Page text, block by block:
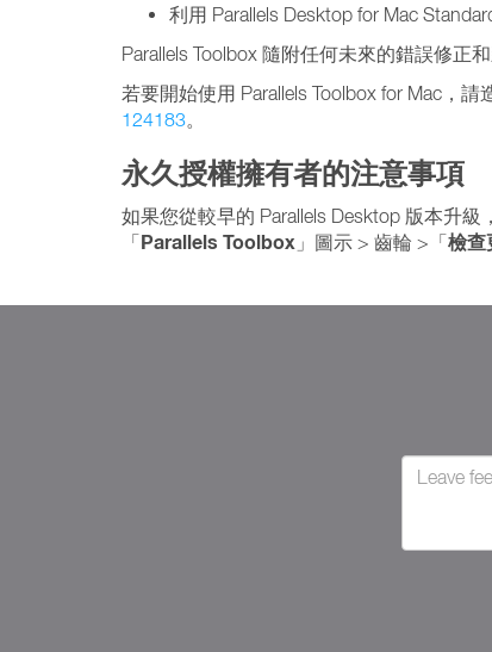
利用 Parallels Desktop for Mac
Parallels Toolbox 隨附任何未來的錯誤修正和
若要開始使用 Parallels Toolbox for Mac，請
124183。
永久授權擁有者的注意事項
如果您從較早的 Parallels Desktop 版本升
「Parallels Toolbox 」圖示 > 齒輪 >「檢查